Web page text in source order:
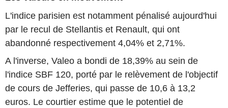
L'indice parisien est notamment pénalisé aujourd'hui
par le recul de Stellantis et Renault, qui ont
abandonné respectivement 4,04% et 2,71%.
A l'inverse, Valeo a bondi de 18,39% au sein de
l'indice SBF 120, porté par le relèvement de l'objectif
de cours de Jefferies, qui passe de 10,6 à 13,2
euros. Le courtier estime que le potentiel de